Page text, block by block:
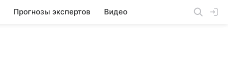
Прогнозы экспертов Видео